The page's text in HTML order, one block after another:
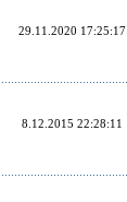
29.11.2020 17:25:17
8.12.2015 22:28:11